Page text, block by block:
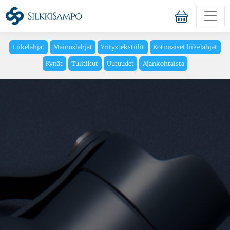
Liikelahjat Mainoslahjat Yritystekstiilit Kotimaiset liikelahjat
Kynät Tulitikut Uutuudet Ajankohtaista